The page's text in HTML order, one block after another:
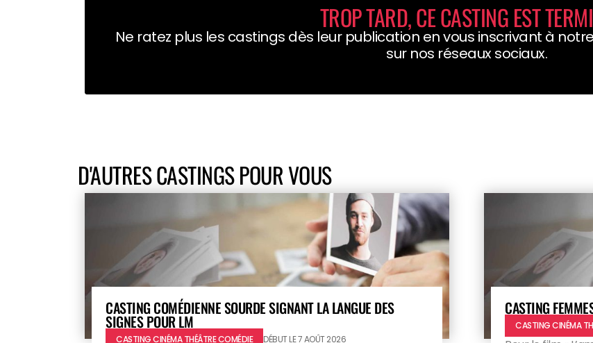
TROP TARD, CE CASTING EST
Ne ratez plus les castings dès leur publication en vous inscrivant à
sur nos réseaux sociaux.
D'AUTRES CASTINGS POUR VOUS
CASTING COMÉDIENNE SOURDE SIGNANT LA LANGUE DES
SIGNES POUR LM
CASTING CINÉMA THÉÂTRE COMÉDIE DÉBUT LE 7 AOÛT 2026
CASTING
CASTING CINÉMA